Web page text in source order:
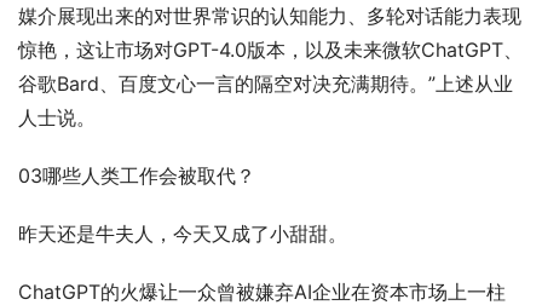
媒介展现出来的对世界常识的认知能力、多轮对话能力表现
惊艳，这让市场对GPT-4.0版本，以及未来微软ChatGPT、
谷歌Bard、百度文心一言的隔空对决充满期待。”上述从业
人士说。
03哪些人类工作会被取代？
昨天还是牛夫人，今天又成了小甜甜。
ChatGPT的火爆让一众曾被嫌弃AI企业在资本市场上一柱